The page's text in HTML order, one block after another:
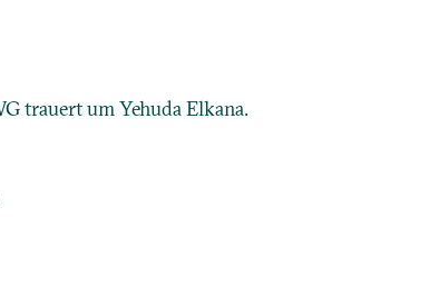
trauert um Yehuda Elkana.